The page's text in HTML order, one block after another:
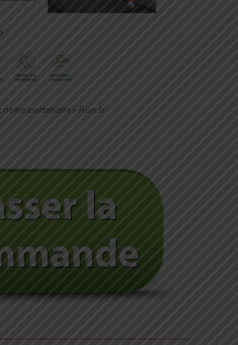
notre partenaire i-Run.fr